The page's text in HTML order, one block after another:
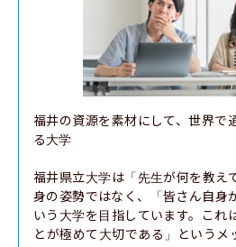
福井の資源を素材にして、世界で
る大学
福井県立大学は「先生が何を教え
身の姿勢ではなく、「皆さん自身
いう大学を目指しています。これ
とが極めて大切である」というメ